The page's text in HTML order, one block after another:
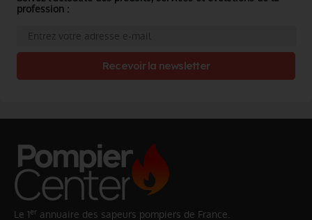
profession :
Recevoir la newsletter
Le 1er annuaire des sapeurs pompiers de France.